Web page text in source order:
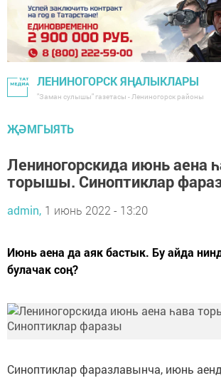
ЛЕНИНОГОРСК ЯҢАЛЫКЛАРЫ
"Заман сулышы" газетасы - Лениногорск районы
ҖӘМГЫЯТЬ
Лениногорскида июнь аена
торышы. Синоптиклар
admin, 1 июнь 2022 - 13:20
Июнь аена да аяк бастык. Бу айда
булачак соң?
Синоптиклар фаразлавынча, июнь